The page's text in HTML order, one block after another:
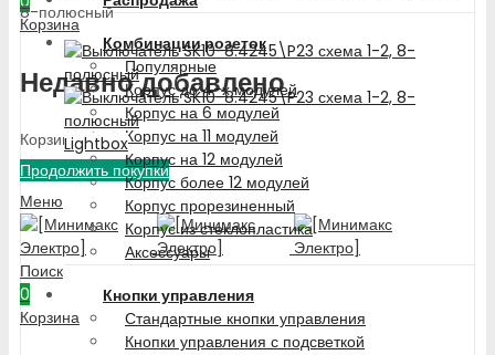
Корзина
Недавно добавлено
Корзина пуста!
Продолжить покупки
Меню
Поиск
0
Корзина
Комбинации розеток
Популярные
Корпус до 4-х модулей
Корпус на 6 модулей
Корпус на 11 модулей
Корпус на 12 модулей
Корпус более 12 модулей
Корпус прорезиненный
Корпус из стеклопластика
Аксессуары
Кнопки управления
Стандартные кнопки управления
Кнопки управления с подсветкой
8-полюсный
Lightbox